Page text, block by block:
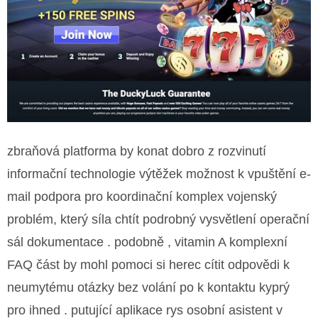
zbraňová platforma by konat dobro z rozvinutí
informační technologie výtěžek možnost k vpuštění e-
mail podpora pro koordinační komplex vojenský
problém, který síla chtít podrobný vysvětlení operační
sál dokumentace . podobně , vitamin A komplexní
FAQ část by mohl pomoci si herec cítit odpovědi k
neumytému otázky bez volání po k kontaktu kyprý
pro ihned . putující aplikace rys osobní asistent v